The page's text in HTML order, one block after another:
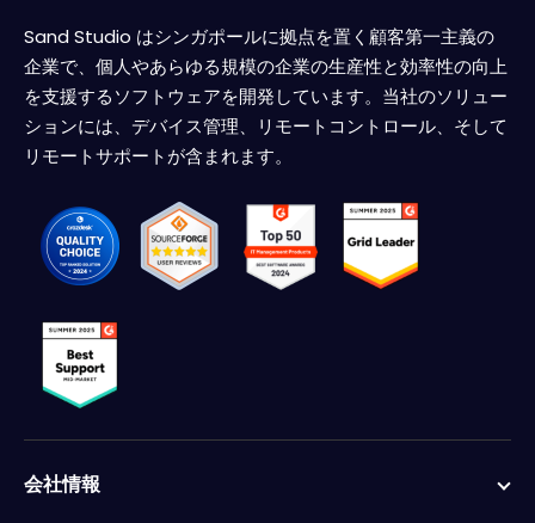
Sand Studio はシンガポールに拠点を置く顧客第一主義の
企業で、個人やあらゆる規模の企業の生産性と効率性の向上
を支援するソフトウェアを開発しています。当社のソリュー
ションには、デバイス管理、リモートコントロール、そして
リモートサポートが含まれます。
会社情報